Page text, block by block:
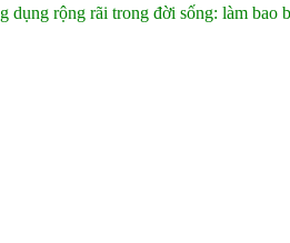
rộng rãi trong đời sống: làm